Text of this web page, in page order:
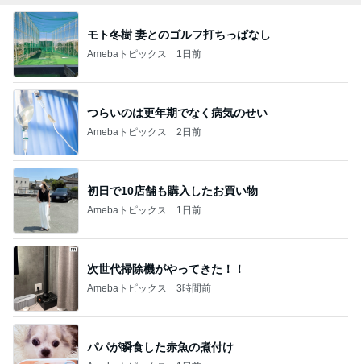
モト冬樹 妻とのゴルフ打ちっぱなし
Amebaトピックス 1日前
つらいのは更年期でなく病気のせい
Amebaトピックス 2日前
初日で10店舗も購入したお買い物
Amebaトピックス 1日前
次世代掃除機がやってきた！！
Amebaトピックス 3時間前
パパが瞬食した赤魚の煮付け